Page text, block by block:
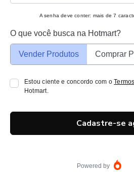
A senha deve conter: mais de 7
O que você busca na Hotmart?
Vender Produtos Comprar
Estou ciente e concordo com o
Hotmart.
Cadastre-se
Powered by